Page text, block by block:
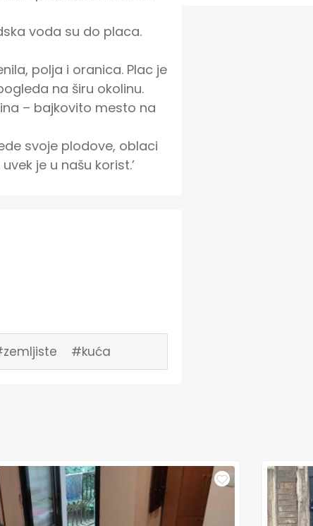
voda su do placa.
polja i oranica. Plac je
na širu okolinu.
– bajkovito mesto na
svoje plodove, oblaci
je u našu korist.’
#kuća